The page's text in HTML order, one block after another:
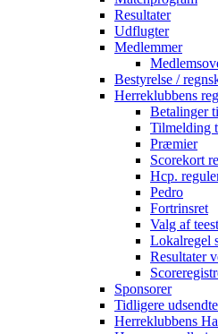
Resultater
Udflugter
Medlemmer
Bestyrelse /
Herreklubbens
Betalinger
Tilmelding
Præmier
Scorekort
Hcp.
Pedro
Fortrinsret
Valg af
Lokalregel
Resultater
Sponsorer
Tidligere
Herreklubbens